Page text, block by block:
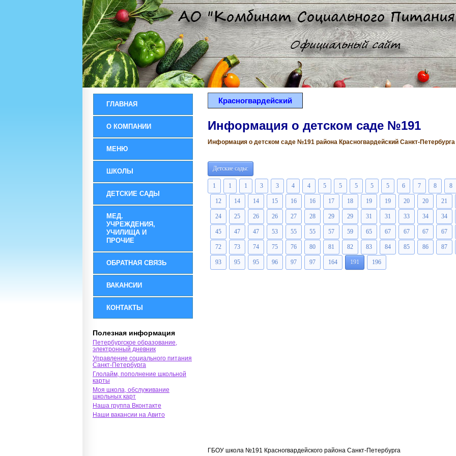
ГЛАВНАЯ
О КОМПАНИИ
МЕНЮ
ШКОЛЫ
ДЕТСКИЕ САДЫ
МЕД.
УЧРЕЖДЕНИЯ,
УЧИЛИЩА И
ПРОЧИЕ
ОБРАТНАЯ СВЯЗЬ
ВАКАНСИИ
КОНТАКТЫ
Полезная информация
Петербургское образование,
электронный дневник
Управление социального питания
Санкт-Петербурга
Глолайм, пополнение школьной
карты
Моя школа, обслуживание
школьных карт
Наша группа Вконтакте
Наши вакансии на Авито
Красногвардейский
Информация о детском саде №191
Информация о детском саде №191 района Красногвардейский Санкт-Петербурга
Детские сады:
1 1 1 3 3 4 4 5 5 5 5 5 6 7 8 8
12 14 14 15 16 16 17 18 19 19 20 20 21
24 25 26 26 27 28 29 29 31 31 33 34 34
45 47 47 53 55 55 57 59 65 67 67 67 67
72 73 74 75 76 80 81 82 83 84 85 86 87
93 95 95 96 97 97 164 191 196
ГБОУ школа №191 Красногвардейского района Санкт-Петербурга